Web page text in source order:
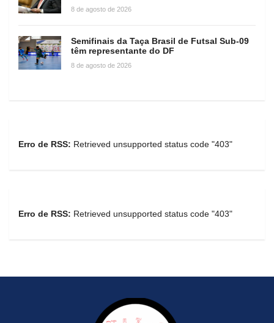
8 de agosto de 2026
Semifinais da Taça Brasil de Futsal Sub-09
têm representante do DF
8 de agosto de 2026
Erro de RSS: Retrieved unsupported status code "403"
Erro de RSS: Retrieved unsupported status code "403"